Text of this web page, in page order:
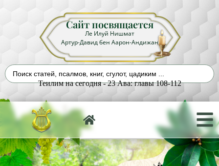
Сайт посвящается
Ле Илуй Нишмат
Артур-Давид бен Аарон-Андижан
Теилим на сегодня - 23 Ава: главы 108-112